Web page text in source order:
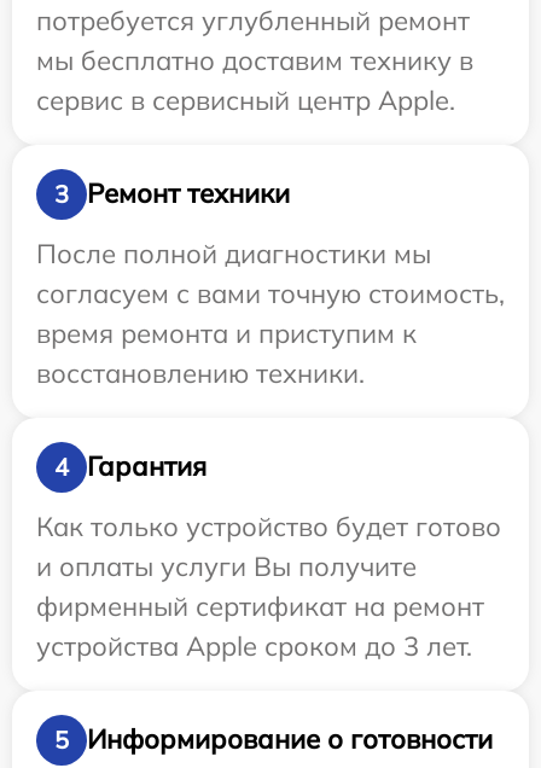
потребуется углубленный ремонт
мы бесплатно доставим технику в
сервис в сервисный центр Apple.
3
Ремонт техники
После полной диагностики мы
согласуем с вами точную стоимость,
время ремонта и приступим к
восстановлению техники.
4
Гарантия
Как только устройство будет готово
и оплаты услуги Вы получите
фирменный сертификат на ремонт
устройства Apple сроком до 3 лет.
5
Информирование о готовности